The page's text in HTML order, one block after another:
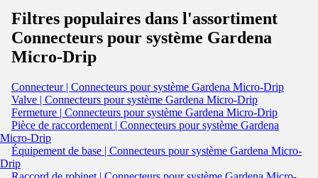
Filtres populaires dans l'assortiment
Connecteurs pour système Gardena
Micro-Drip
Connecteur | Connecteurs pour système Gardena Micro-Drip
Valve | Connecteurs pour système Gardena Micro-Drip
Fermeture | Connecteurs pour système Gardena Micro-Drip
Pièce de raccordement | Connecteurs pour système Gardena
Micro-Drip
Équipement de base | Connecteurs pour système Gardena Micro-
Drip